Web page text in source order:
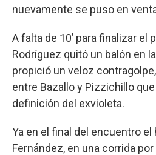
nuevamente se puso en
A falta de 10’ para finalizar el
Rodríguez quitó un balón en
propició un veloz
entre Bazallo y Pizzichillo
definición del exvioleta.
Ya en el final del encuentro
Fernández, en una corrida